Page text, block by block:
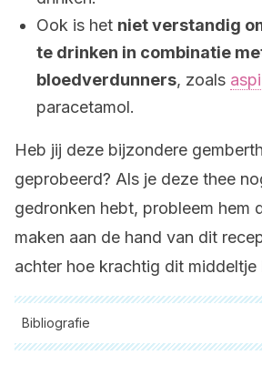
Ook is het niet verstandig
te drinken in combinatie
bloedverdunners, zoals
paracetamol.
Heb jij deze bijzondere
geprobeerd? Als je deze thee
gedronken hebt, probleem hem
maken aan de hand van dit
achter hoe krachtig dit middeltje
Bibliografie
Alle aangehaalde bronnen zijn grondig